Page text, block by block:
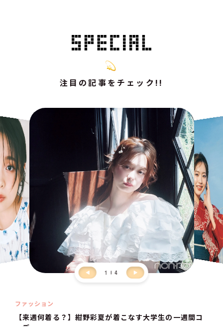
注目の記事をチェック!!
1 4
ファッション
【来週何着る？】紺野彩夏が着こなす大学生の一週間コ